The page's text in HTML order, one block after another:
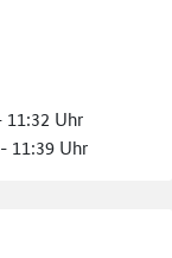
11:32 Uhr
11:39 Uhr